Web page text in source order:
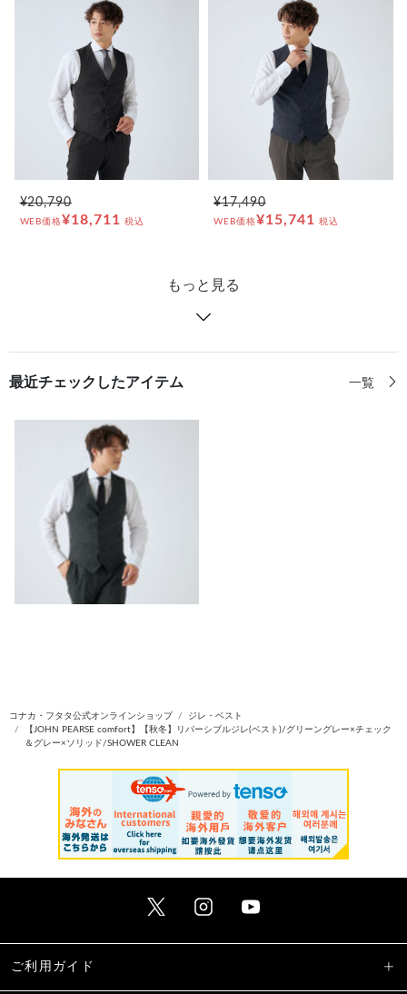
¥20,790
WEB価格¥18,711 税込
¥17,490
WEB価格¥15,741 税込
もっと見る
最近チェックしたアイテム 一覧
コナカ・フタタ公式オンラインショップ
ジレ・ベスト
【JOHN PEARSE comfort】【秋冬】リバーシブルジレ(ベスト)/グリーングレー×チェック
＆グレー×ソリッド/SHOWER CLEAN
ご利用ガイド